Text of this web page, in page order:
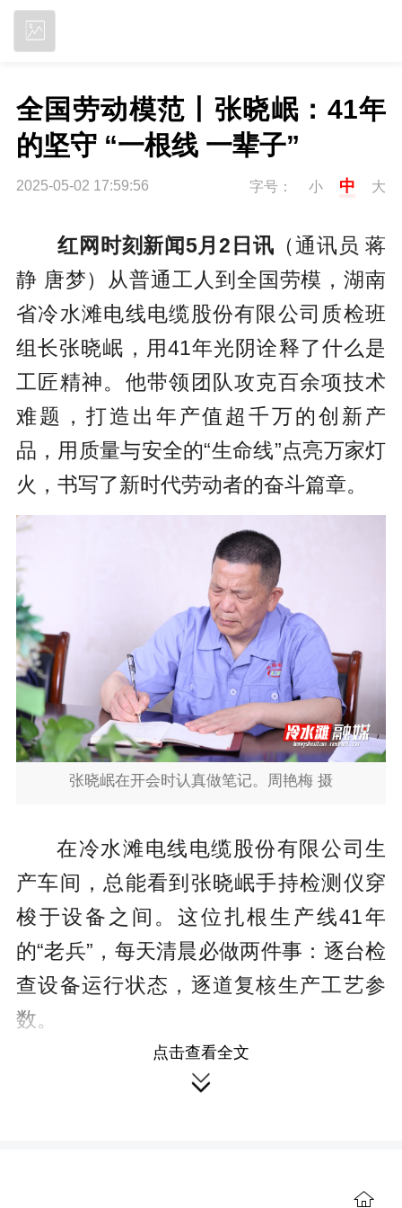
全国劳动模范丨张晓岷：41年
的坚守 “一根线 一辈子”
2025-05-02 17:59:56 字号： 小 中 大
红网时刻新闻5月2日讯 （通讯员 蒋
静 唐梦）从普通工人到全国劳模，湖南
省冷水滩电线电缆股份有限公司质检班
组长张晓岷，用41年光阴诠释了什么是
工匠精神。他带领团队攻克百余项技术
难题，打造出年产值超千万的创新产
品，用质量与安全的“生命线”点亮万家灯
火，书写了新时代劳动者的奋斗篇章。
张晓岷在开会时认真做笔记。周艳梅 摄
在冷水滩电线电缆股份有限公司生
产车间，总能看到张晓岷手持检测仪穿
梭于设备之间。这位扎根生产线41年
的“老兵”，每天清晨必做两件事：逐台检
查设备运行状态，逐道复核生产工艺参
数。
“我们生产的是‘良心线’，必须每一根
点击查看全文
